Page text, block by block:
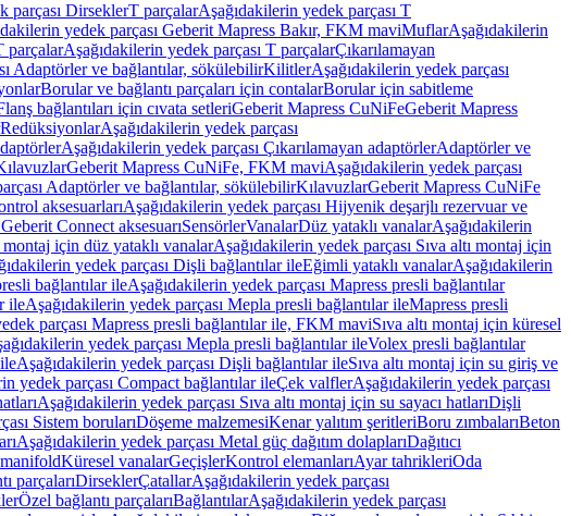
parçası DirseklerT parçalarAşağıdakilerin yedek parçası T
yedek parçası Geberit Mapress Bakır, FKM maviMuflarAşağıdakilerin
parçalarAşağıdakilerin yedek parçası T parçalarÇıkarılamayan
Adaptörler ve bağlantılar, sökülebilirKilitlerAşağıdakilerin yedek parçası
Borular ve bağlantı parçaları için contalarBorular için sabitleme
bağlantıları için cıvata setleriGeberit Mapress CuNiFeGeberit Mapress
RedüksiyonlarAşağıdakilerin yedek parçası
Aşağıdakilerin yedek parçası Çıkarılamayan adaptörlerAdaptörler ve
Geberit Mapress CuNiFe, FKM maviAşağıdakilerin yedek parçası
Adaptörler ve bağlantılar, sökülebilirKılavuzlarGeberit Mapress CuNiFe
aksesuarlarıAşağıdakilerin yedek parçası Hijyenik deşarjlı rezervuar ve
Connect aksesuarıSensörlerVanalarDüz yataklı vanalarAşağıdakilerin
montaj için düz yataklı vanalarAşağıdakilerin yedek parçası Sıva altı montaj için
yedek parçası Dişli bağlantılar ileEğimli yataklı vanalarAşağıdakilerin
bağlantılar ileAşağıdakilerin yedek parçası Mapress presli bağlantılar
ileAşağıdakilerin yedek parçası Mepla presli bağlantılar ileMapress presli
parçası Mapress presli bağlantılar ile, FKM maviSıva altı montaj için küresel
yedek parçası Mepla presli bağlantılar ileVolex presli bağlantılar
Aşağıdakilerin yedek parçası Dişli bağlantılar ileSıva altı montaj için su giriş ve
yedek parçası Compact bağlantılar ileÇek valflerAşağıdakilerin yedek parçası
Aşağıdakilerin yedek parçası Sıva altı montaj için su sayacı hatlarıDişli
Sistem borularıDöşeme malzemesiKenar yalıtım şeritleriBoru zımbalarıBeton
Aşağıdakilerin yedek parçası Metal güç dağıtım dolaplarıDağıtıcı
manifoldKüresel vanalarGeçişlerKontrol elemanlarıAyar tahrikleriOda
parçalarıDirseklerÇatallarAşağıdakilerin yedek parçası
Özel bağlantı parçalarıBağlantılarAşağıdakilerin yedek parçası